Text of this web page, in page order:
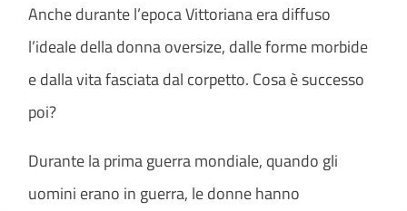
Anche durante l’epoca Vittoriana era diffuso
l’ideale della donna oversize, dalle forme morbide
e dalla vita fasciata dal corpetto. Cosa è successo
poi?
Durante la prima guerra mondiale, quando gli
uomini erano in guerra, le donne hanno